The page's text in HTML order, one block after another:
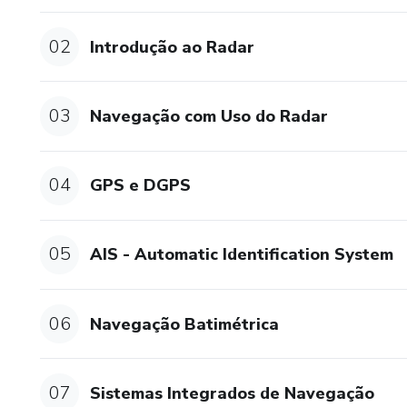
E, de bônus, você terá
Ou seja, aqui você tem uma
02 Introdução ao Radar
03 Navegação com Uso do Radar
04 GPS e DGPS
05 AIS - Automatic Identification System
06 Navegação Batimétrica
07 Sistemas Integrados de Navegação